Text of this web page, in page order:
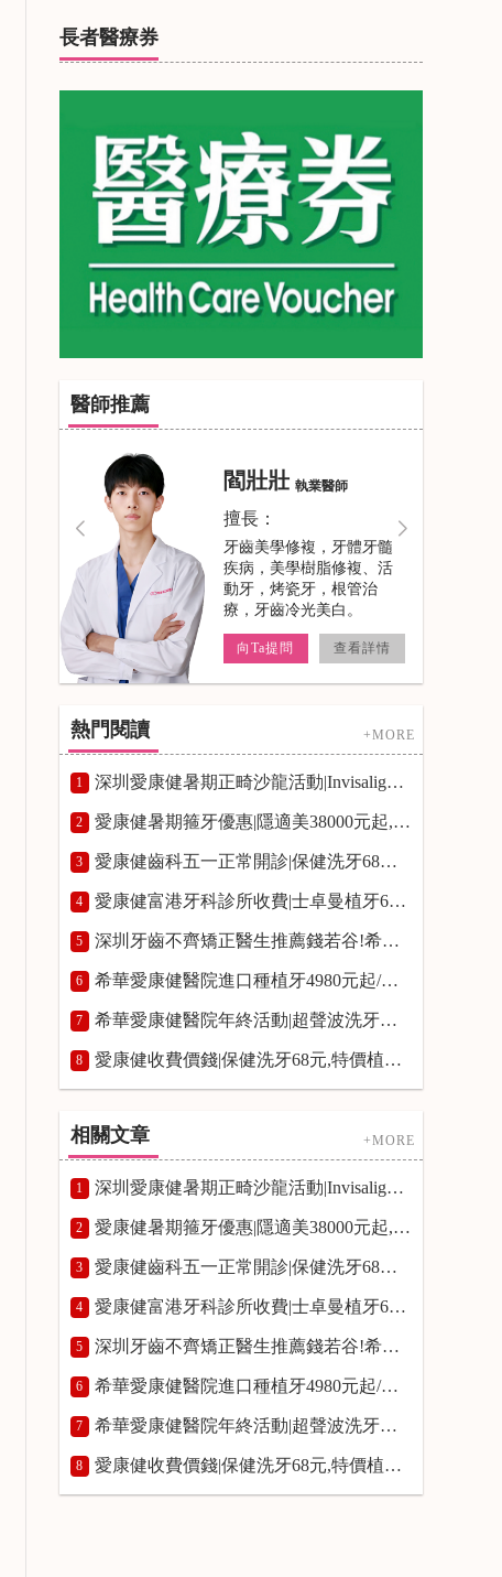
長者醫療券
醫師推薦
閻壯壯 執業醫師
擅長：
牙齒美學修複，牙體牙髓
疾病，美學樹脂修複、活
動牙，烤瓷牙，根管治
療，牙齒冷光美白。
向Ta提問 查看詳情
熱門閱讀 +MORE
1 深圳愛康健暑期正畸沙龍活動|Invisalign隱適美箍牙37000元起!抽1000-3000元正畸抵扣券!
2 愛康健暑期箍牙優惠|隱適美38000元起,青少年金屬箍牙8800元起,Spark臻美聯合矯正36000元起
3 愛康健齒科五一正常開診|保健洗牙68元,特價進口種牙3680元/顆,常規樹脂補牙首顆半價,根管治療8.5折,牙周治療費用8折
4 愛康健富港牙科診所收費|士卓曼植牙6500元/顆,保健洗牙68元,青少年金屬箍牙8800元起,尚白冷光美白980元
5 深圳牙齒不齊矯正醫生推薦錢若谷!希華愛康健醫院青少年金屬矯正8800元,成人金屬矯牙12800元起
6 希華愛康健醫院進口種植牙4980元起/顆|香港市民選擇希華愛康健醫院的5大理由
7 希華愛康健醫院年終活動|超聲波洗牙￥9.9,杜牙根7折,全科治療7.8折,鋯美全瓷冠￥999/顆(限1顆)
8 愛康健收費價錢|保健洗牙68元,特價植牙3680元/顆,樹脂補牙首顆半價,根管治療8.5折,青少年金屬箍牙8800元起
相關文章 +MORE
1 深圳愛康健暑期正畸沙龍活動|Invisalign隱適美箍牙37000元起!抽1000-3000元正畸抵扣券!
2 愛康健暑期箍牙優惠|隱適美38000元起,青少年金屬箍牙8800元起,Spark臻美聯合矯正36000元起
3 愛康健齒科五一正常開診|保健洗牙68元,特價進口種牙3680元/顆,常規樹脂補牙首顆半價,根管治療8.5折,牙周治療費用8折
4 愛康健富港牙科診所收費|士卓曼植牙6500元/顆,保健洗牙68元,青少年金屬箍牙8800元起,尚白冷光美白980元
5 深圳牙齒不齊矯正醫生推薦錢若谷!希華愛康健醫院青少年金屬矯正8800元,成人金屬矯牙12800元起
6 希華愛康健醫院進口種植牙4980元起/顆|香港市民選擇希華愛康健醫院的5大理由
7 希華愛康健醫院年終活動|超聲波洗牙￥9.9,杜牙根7折,全科治療7.8折,鋯美全瓷冠￥999/顆(限1顆)
8 愛康健收費價錢|保健洗牙68元,特價植牙3680元/顆,樹脂補牙首顆半價,根管治療8.5折,青少年金屬箍牙8800元起